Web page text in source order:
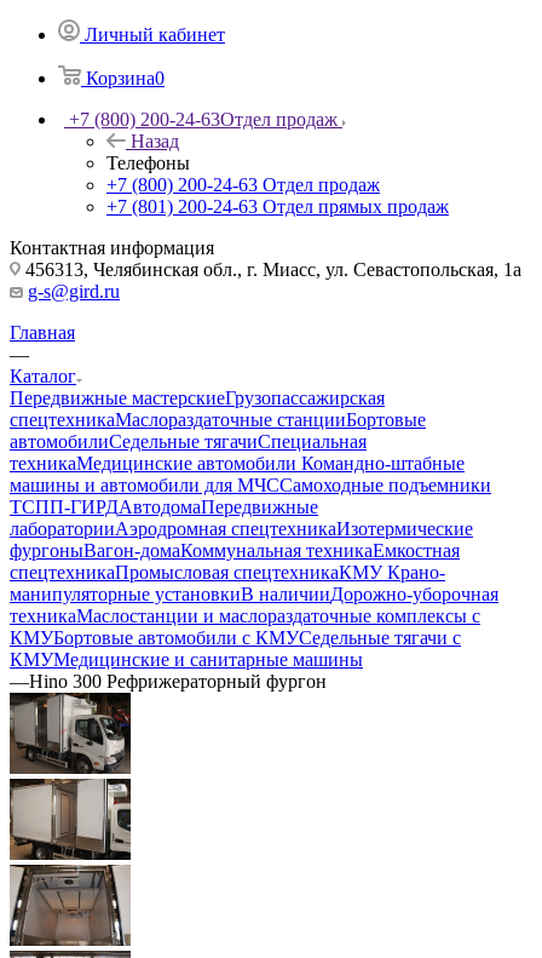
Личный кабинет
Корзина0
+7 (800) 200-24-63Отдел продаж
Назад
Телефоны
+7 (800) 200-24-63 Отдел продаж
+7 (801) 200-24-63 Отдел прямых продаж
Контактная информация
456313, Челябинская обл., г. Миасс, ул. Севастопольская, 1а
g-s@gird.ru
Главная
—
Каталог
Передвижные мастерскиеГрузопассажирская
спецтехникаМаслораздаточные станцииБортовые
автомобилиСедельные тягачиСпециальная
техникаМедицинские автомобили Командно-штабные
машины и автомобили для МЧССамоходные подъемники
ТСПП-ГИРДАвтодомаПередвижные
лабораторииАэродромная спецтехникаИзотермические
фургоныВагон-домаКоммунальная техникаЕмкостная
спецтехникаПромысловая спецтехникаКМУ Крано-
манипуляторные установкиВ наличииДорожно-уборочная
техникаМаслостанции и маслораздаточные комплексы с
КМУБортовые автомобили с КМУСедельные тягачи с
КМУМедицинские и санитарные машины
—Hino 300 Рефрижераторный фургон